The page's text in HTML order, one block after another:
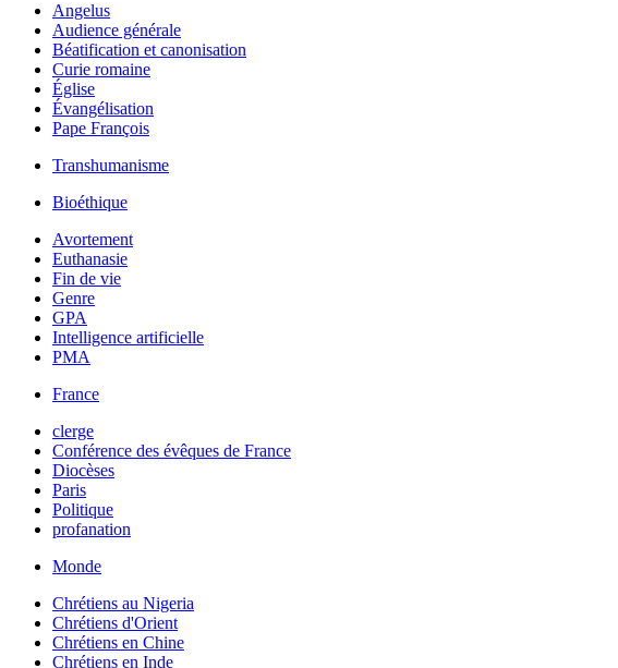
Angelus
Audience générale
Béatification et canonisation
Curie romaine
Église
Évangélisation
Pape François
Transhumanisme
Bioéthique
Avortement
Euthanasie
Fin de vie
Genre
GPA
Intelligence artificielle
PMA
France
clerge
Conférence des évêques de France
Diocèses
Paris
Politique
profanation
Monde
Chrétiens au Nigeria
Chrétiens d'Orient
Chrétiens en Chine
Chrétiens en Inde